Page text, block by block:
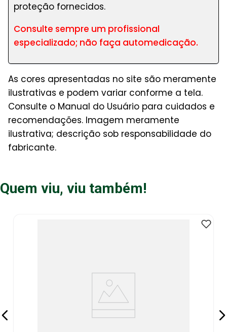
proteção fornecidos.
Consulte sempre um profissional
especializado; não faça automedicação.
As cores apresentadas no site são meramente
ilustrativas e podem variar conforme a tela.
Consulte o Manual do Usuário para cuidados e
recomendações. Imagem meramente
ilustrativa; descrição sob responsabilidade do
fabricante.
Quem viu, viu também!